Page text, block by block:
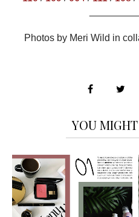
Photos by Meri Wild in
YOU